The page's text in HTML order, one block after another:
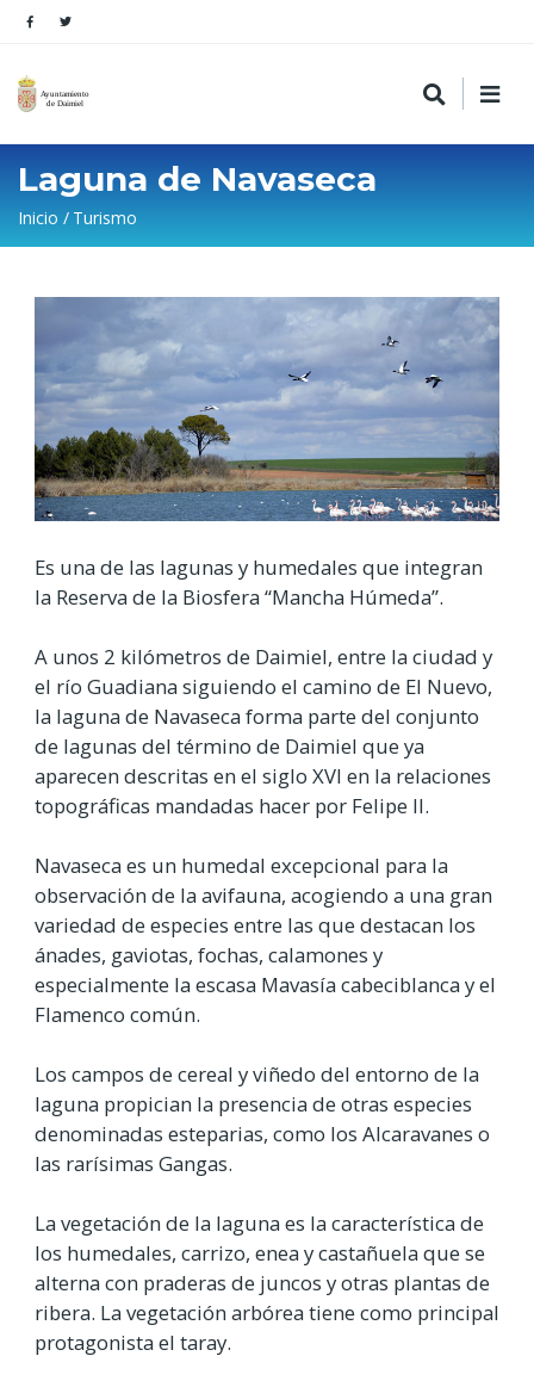
Laguna de Navaseca
Sobrescribir
enlaces
de
ayuda
a
la
navegación
Inicio Turismo
Es una de las lagunas y humedales que integran
la Reserva de la Biosfera “Mancha Húmeda”.
A unos 2 kilómetros de Daimiel, entre la ciudad y
el río Guadiana siguiendo el camino de El Nuevo,
la laguna de Navaseca forma parte del conjunto
de lagunas del término de Daimiel que ya
aparecen descritas en el siglo XVI en la relaciones
topográficas mandadas hacer por Felipe II.
Navaseca es un humedal excepcional para la
observación de la avifauna, acogiendo a una gran
variedad de especies entre las que destacan los
ánades, gaviotas, fochas, calamones y
especialmente la escasa Mavasía cabeciblanca y el
Flamenco común.
Los campos de cereal y viñedo del entorno de la
laguna propician la presencia de otras especies
denominadas esteparias, como los Alcaravanes o
las rarísimas Gangas.
La vegetación de la laguna es la característica de
los humedales, carrizo, enea y castañuela que se
alterna con praderas de juncos y otras plantas de
ribera. La vegetación arbórea tiene como principal
protagonista el taray.